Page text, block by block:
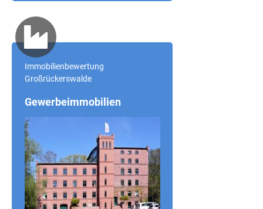
Immobilienbewertung
Großrückerswalde
Gewerbeimmobilien